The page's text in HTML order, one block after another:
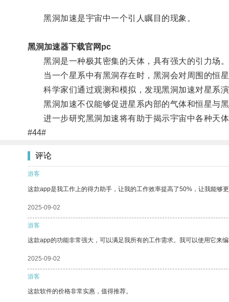
黑洞加速是宇宙中一个引人瞩目的现象。
黑洞加速器下载官网pc
黑洞是一种极其密集的天体，具有强大的引力场。
当一个星系中有黑洞存在时，黑洞会对周围的恒星
科学家们通过观测和模拟，发现黑洞加速对星系演
黑洞加速不仅能够促进星系内部的气体和恒星与黑
进一步研究黑洞加速将有助于揭示宇宙中各种天体
#44#
评论
游客
这款app是我工作上的得力助手，让我的工作效率提高了50%，让我能够
2025-09-02
游客
这款app的功能非常强大，可以满足我所有的工作需求。我可以使用它来
2025-09-02
游客
这款软件的价格非常实惠，值得推荐。